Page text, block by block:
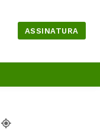
ASSINATURA